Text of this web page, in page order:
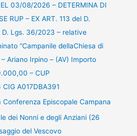
03/08/2026 – DETERMINA DI
RUP – EX ART. 113 del D.
Lgs. 36/2023 – relative
“Campanile dellaChiesa di
Ariano Irpino – (AV) Importo
– CUP
A017DBA391
Episcopale Campana
dei Nonni e degli Anziani (26
del Vescovo